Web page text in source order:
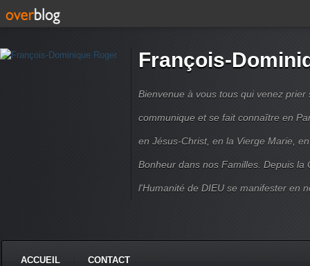
François-
Bienvenue à vous tous qui venez prier
communique et se fait connaître en
en Jésus-Christ, en la Vierge Marie,
Bonheur dans nos Familles. Depuis la
l'Humanité de DIEU se manifester en
ACCUEIL CONTACT